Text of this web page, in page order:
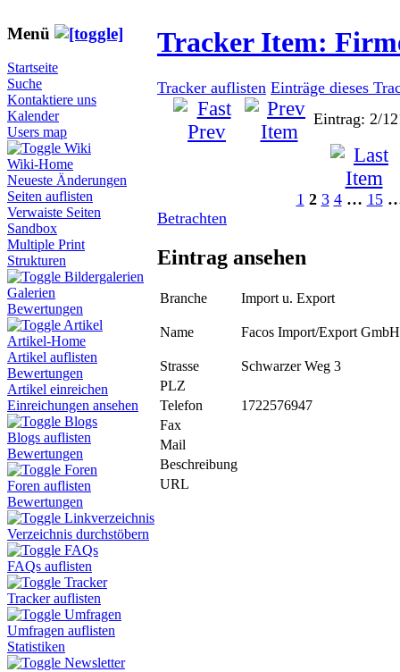
Menü
Startseite
Suche
Kontaktiere uns
Kalender
Users map
Wiki
Wiki-Home
Neueste Änderungen
Seiten auflisten
Verwaiste Seiten
Sandbox
Multiple Print
Strukturen
Bildergalerien
Galerien
Bewertungen
Artikel
Artikel-Home
Artikel auflisten
Bewertungen
Artikel einreichen
Einreichungen ansehen
Blogs
Blogs auflisten
Bewertungen
Foren
Foren auflisten
Bewertungen
Linkverzeichnis
Verzeichnis durchstöbern
FAQs
FAQs auflisten
Tracker
Tracker auflisten
Umfragen
Umfragen auflisten
Statistiken
Newsletter
Tracker Item:
Tracker auflisten Einträge dieses
Eintrag: 2/
1 2 3 4 … 15
Betrachten
Eintrag ansehen
Branche Import u. Export
Name Facos Import/Export GmbH
Strasse
Schwarzer Weg 3
PLZ
Telefon
1722576947
Fax
Mail
Beschreibung
URL